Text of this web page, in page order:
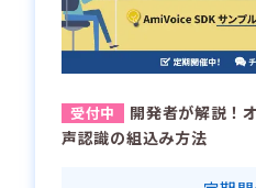
開発者が解説！
声認識の組込み方法